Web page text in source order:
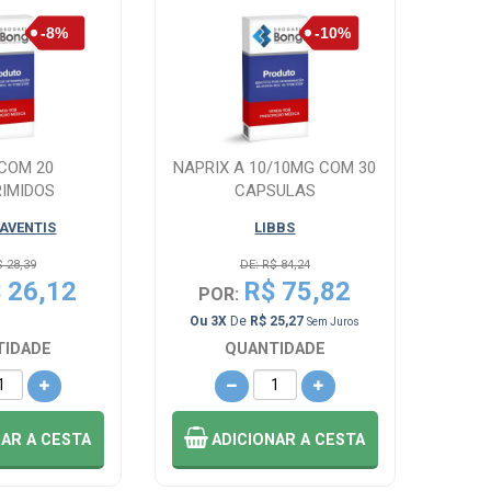
20
28,39
26,12
A CESTA
NAPRIX A 10/10MG COM 30
CAPSULAS
LIBBS
DE: R$ 84,24
POR: R$ 75,82
Ou 3X De R$ 25,27 Sem Juros
QUANTIDADE
ADICIONARA CESTA